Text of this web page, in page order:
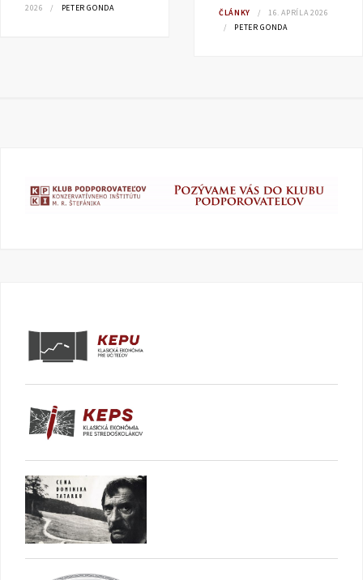
2026
PETER GONDA ČLÁNKY
16. APRÍLA 2026
PETER GONDA